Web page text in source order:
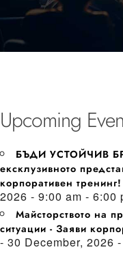
Upcoming
БЪДИ УСТОЙЧИВ
ексклузивното
корпоративен тренинг!
2026 - 9:00 am - 6:00
Майсторството на
ситуации - Заяви
- 30 December, 2026